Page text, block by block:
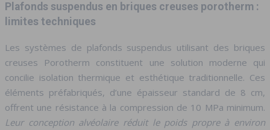
Plafonds suspendus en briques creuses porotherm :
limites techniques
Les systèmes de plafonds suspendus utilisant des briques
creuses Porotherm constituent une solution moderne qui
concilie isolation thermique et esthétique traditionnelle. Ces
éléments préfabriqués, d’une épaisseur standard de 8 cm,
offrent une résistance à la compression de 10 MPa minimum.
Leur conception alvéolaire réduit le poids propre à environ